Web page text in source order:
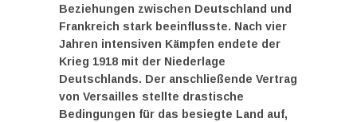
Beziehungen zwischen Deutschland und
Frankreich stark beeinflusste. Nach vier
Jahren intensiven Kämpfen endete der
Krieg 1918 mit der Niederlage
Deutschlands. Der anschließende Vertrag
von Versailles stellte drastische
Bedingungen für das besiegte Land auf,